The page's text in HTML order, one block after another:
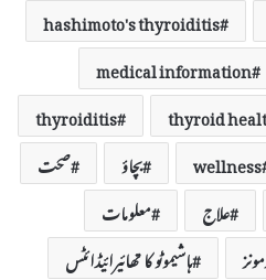
hashimoto's thyroiditis
medical information
thyroid
thyroiditis
wellness بچاؤ
صحت
علاج
معلومات
ہاشیموٹو کا تھائیرائیڈائٹس